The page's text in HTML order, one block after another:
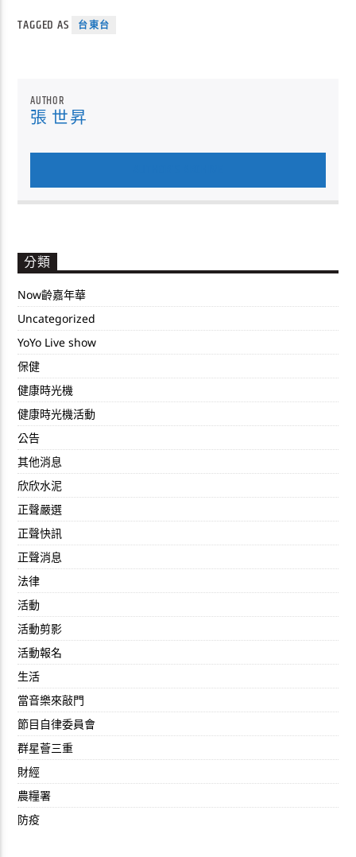
TAGGED AS 台東台
AUTHOR
張 世昇
分類
Now齡嘉年華
Uncategorized
YoYo Live show
保健
健康時光機
健康時光機活動
公告
其他消息
欣欣水泥
正聲嚴選
正聲快訊
正聲消息
法律
活動
活動剪影
活動報名
生活
當音樂來敲門
節目自律委員會
群星薈三重
財經
農糧署
防疫